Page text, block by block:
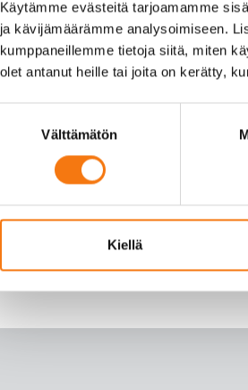
Käytämme evästeitä tarjoamamme
ja kävijämäärämme analysoimiseen.
kumppaneillemme tietoja siitä, miten
olet antanut heille tai joita on kerätty,
Välttämätön
Kiellä
Viivain
ei ole saatavilla: post-meta Sivupohjan